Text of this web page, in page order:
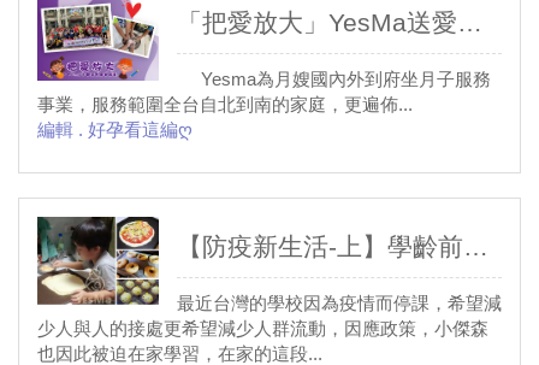
「把愛放大」YesMa送愛至偏鄉小學
Yesma為月嫂國內外到府坐月子服務
事業，服務範圍全台自北到南的家庭，更遍佈...
編輯 . 好孕看這編ღ
【防疫新生活-上】學齡前孩子停課不停學，如何在家不
最近台灣的學校因為疫情而停課，希望減
少人與人的接處更希望減少人群流動，因應政策，小傑森
也因此被迫在家學習，在家的這段...